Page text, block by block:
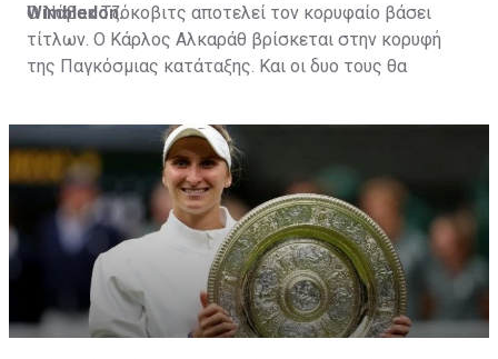
Wimbledon.
Ο Νόβακ Τζόκοβιτς αποτελεί τον κορυφαίο βάσει
τίτλων. Ο Κάρλος Αλκαράθ βρίσκεται στην κορυφή
της Παγκόσμιας κατάταξης. Και οι δυο τους θα
Wimbledon, στις 16:00, προκειμένου να φανεί ποιος
αξίζει τη θέση στην κορυφή.
Ο σπουδαίος Σέρβος πρωταθλητής διεκδικεί το όγδοο
τρόπαιο στο γρασίδι του Λονδίνου (με το οποίο θα
ισοφαρίσει ένα ακόμα ρεκόρ του Ρότζερ Φέντερερ)
και συνολικά το 24ο Grand Slam τίτλο του.
Στις τελευταίες διοργανώσεις ο Νόλε αποτελεί τον